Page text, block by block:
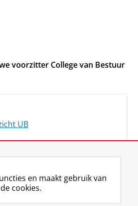
voorzitter College van Bestuur
UB
en maakt gebruik van
cookies.